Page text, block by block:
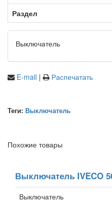
Раздел
Выключатель
E-mail | Распечатать
Теги: Выключатель
Похожие товары
Выключатель IVECO
Выключатель